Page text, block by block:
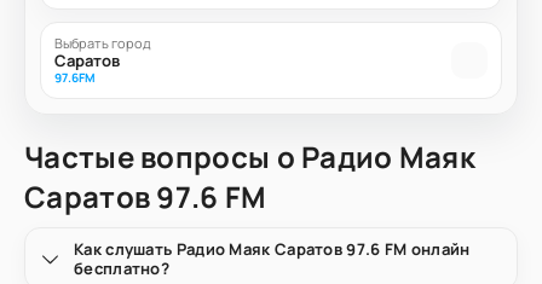
Выбрать город
Саратов
97.6FM
Частые вопросы о Радио Маяк
Саратов 97.6 FM
Как слушать Радио Маяк Саратов 97.6 FM онлайн
бесплатно?